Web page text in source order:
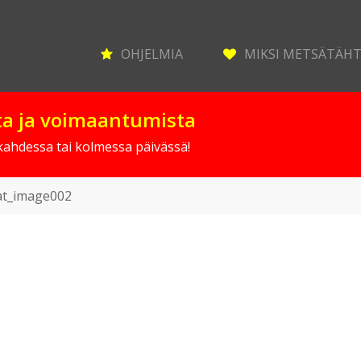
OHJELMIA MIKSI
ja voimaantumista
tai kolmessa päivässä!